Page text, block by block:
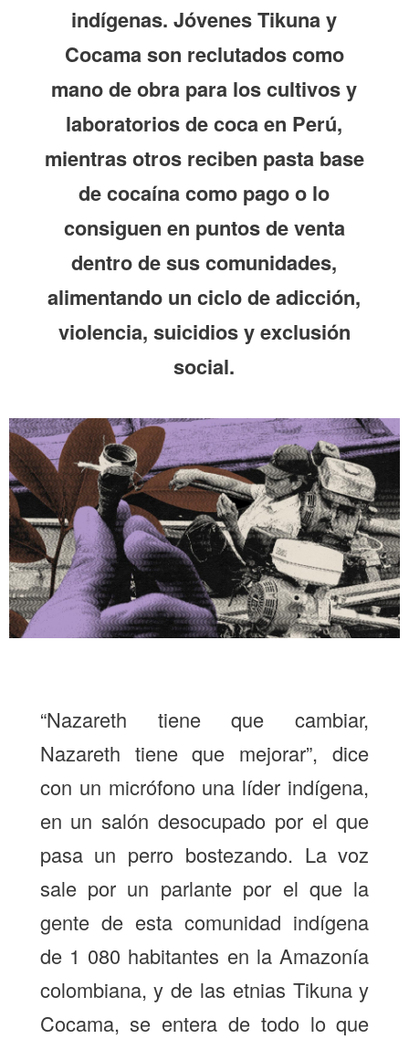
indígenas. Jóvenes Tikuna y
Cocama son reclutados como
mano de obra para los cultivos y
laboratorios de coca en Perú,
mientras otros reciben pasta base
de cocaína como pago o lo
consiguen en puntos de venta
dentro de sus comunidades,
alimentando un ciclo de adicción,
violencia, suicidios y exclusión
social.
“Nazareth tiene que cambiar,
Nazareth tiene que mejorar”, dice
con un micrófono una líder indígena,
en un salón desocupado por el que
pasa un perro bostezando. La voz
sale por un parlante por el que la
gente de esta comunidad indígena
de 1 080 habitantes en la Amazonía
colombiana, y de las etnias Tikuna y
Cocama, se entera de todo lo que